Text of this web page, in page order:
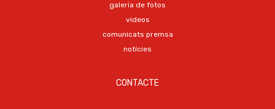
galeria de fotos
videos
comunicats premsa
notícies
CONTACTE